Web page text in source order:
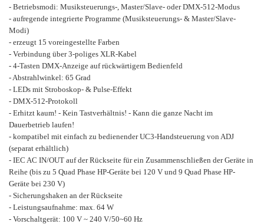
- Betriebsmodi: Musiksteuerungs-, Master/Slave- oder DMX-512-Modus
- aufregende integrierte Programme (Musiksteuerungs- & Master/Slave-
Modi)
- erzeugt 15 voreingestellte Farben
- Verbindung über 3-poliges XLR-Kabel
- 4-Tasten DMX-Anzeige auf rückwärtigem Bedienfeld
- Abstrahlwinkel: 65 Grad
- LEDs mit Stroboskop- & Pulse-Effekt
- DMX-512-Protokoll
- Erhitzt kaum! - Kein Tastverhältnis! - Kann die ganze Nacht im
Dauerbetrieb laufen!
- kompatibel mit einfach zu bedienender UC3-Handsteuerung von ADJ
(separat erhältlich)
- IEC AC IN/OUT auf der Rückseite für ein Zusammenschließen der Geräte in
Reihe (bis zu 5 Quad Phase HP-Geräte bei 120 V und 9 Quad Phase HP-
Geräte bei 230 V)
- Sicherungshaken an der Rückseite
- Leistungsaufnahme: max. 64 W
- Vorschaltgerät: 100 V ~ 240 V/50~60 Hz